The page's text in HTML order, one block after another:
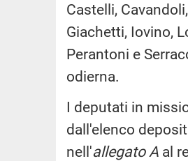
Castelli,
Giachetti, Iovino,
Perantoni e
odierna.
I deputati in
dall'elenco
nell'allegato A al